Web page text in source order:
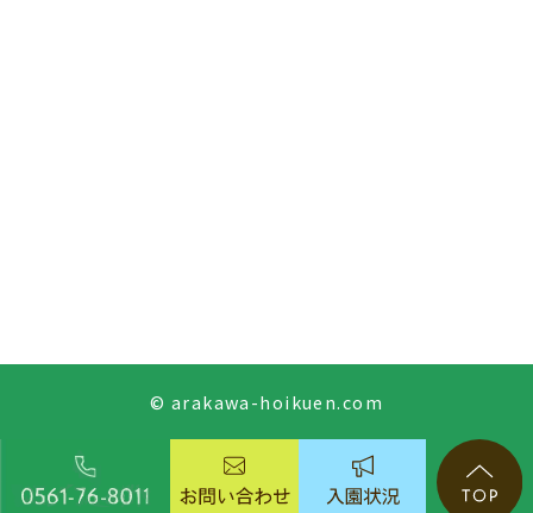
© arakawa-hoikuen.com